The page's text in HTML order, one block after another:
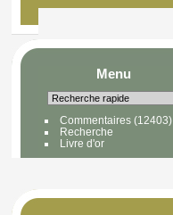
Menu
Commentaires(12403)
Recherche
Livre d'or